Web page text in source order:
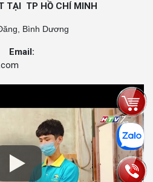
TẠI TP HỒ CHÍ MINH
Bình Dương
Email: